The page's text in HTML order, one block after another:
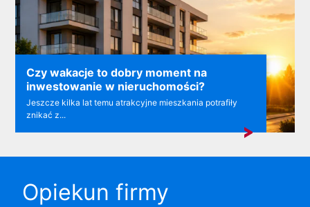
Czy wakacje to dobry moment na
inwestowanie w nieruchomości?
Jeszcze kilka lat temu atrakcyjne mieszkania potrafiły
znikać z...
Opiekun firmy